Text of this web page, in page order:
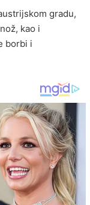
gradu,
kao i
borbi i